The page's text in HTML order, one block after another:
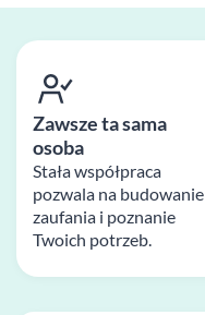
Zawsze ta sama
osoba
Stała współpraca
pozwala na budowanie
zaufania i poznanie
Twoich potrzeb.